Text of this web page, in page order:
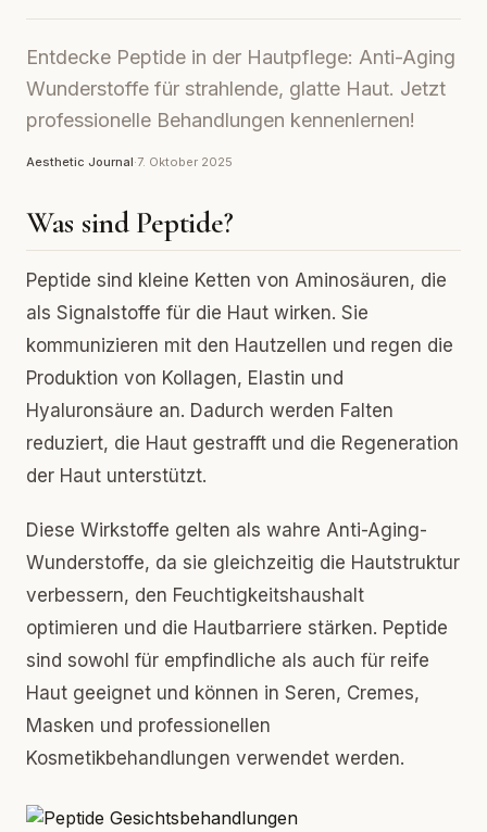
Entdecke Peptide in der Hautpflege: Anti-Aging
Wunderstoffe für strahlende, glatte Haut. Jetzt
professionelle Behandlungen kennenlernen!
Aesthetic Journal·7. Oktober 2025
Was sind Peptide?
Peptide sind kleine Ketten von Aminosäuren, die
als Signalstoffe für die Haut wirken. Sie
kommunizieren mit den Hautzellen und regen die
Produktion von Kollagen, Elastin und
Hyaluronsäure an. Dadurch werden Falten
reduziert, die Haut gestrafft und die Regeneration
der Haut unterstützt.
Diese Wirkstoffe gelten als wahre Anti-Aging-
Wunderstoffe, da sie gleichzeitig die Hautstruktur
verbessern, den Feuchtigkeitshaushalt
optimieren und die Hautbarriere stärken. Peptide
sind sowohl für empfindliche als auch für reife
Haut geeignet und können in Seren, Cremes,
Masken und professionellen
Kosmetikbehandlungen verwendet werden.